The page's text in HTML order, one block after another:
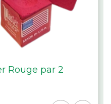
Rouge par 2